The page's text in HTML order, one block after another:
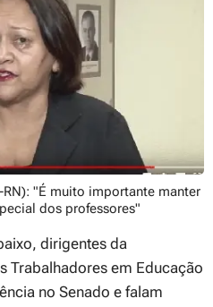
RN): "É muito importante manter
dos professores"
dirigentes da
Trabalhadores em Educação
no Senado e falam